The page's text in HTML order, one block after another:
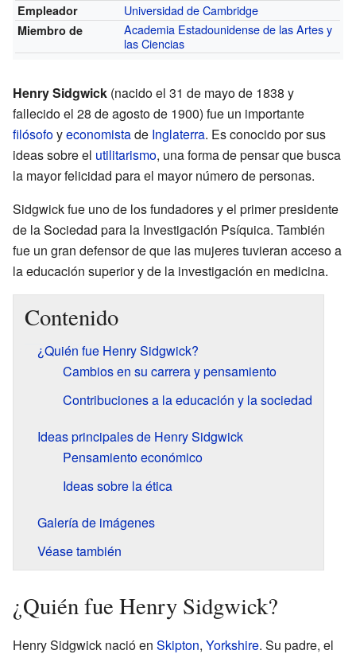
Empleador Universidad de Cambridge
Miembro de
Academia Estadounidense de las Artes y
las Ciencias
Henry Sidgwick (nacido el 31 de mayo de 1838 y
fallecido el 28 de agosto de 1900) fue un importante
filósofoyeconomistade Inglaterra. Es conocido por sus
ideas sobre el utilitarismo, una forma de pensar que busca
la mayor felicidad para el mayor número de personas.
Sidgwick fue uno de los fundadores y el primer presidente
de la Sociedad para la Investigación Psíquica. También
fue un gran defensor de que las mujeres tuvieran acceso a
la educación superior y de la investigación en medicina.
Contenido
¿Quién fue Henry Sidgwick?
Cambios en su carrera y pensamiento
Contribuciones a la educación y la sociedad
Ideas principales de Henry Sidgwick
Pensamiento económico
Ideas sobre la ética
Galería de imágenes
Véase también
¿Quién fue Henry Sidgwick?
Henry Sidgwick nació en Skipton, Yorkshire. Su padre, el